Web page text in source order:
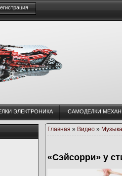
ЭЛЕКТРОНИКА CАМОДЕЛКИ
Главная » Видео » Музыка
«Сэйсорри» у